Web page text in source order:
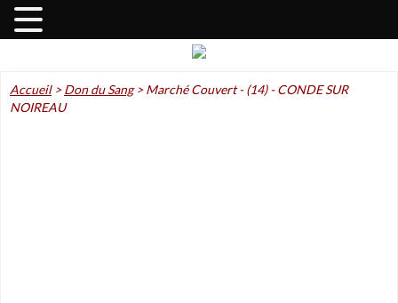
Accueil>Don du Sang>Marché Couvert - (14) - CONDE SUR
NOIREAU